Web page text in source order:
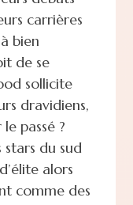
carrières
bien
de se
sollicite
dravidiens,
passé ?
stars du sud
alors
comme des